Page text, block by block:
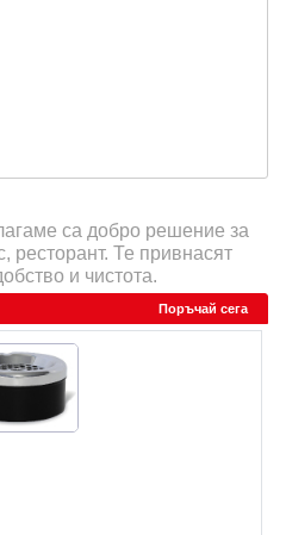
са добро решение за
ресторант. Те привнасят
и чистота.
Поръчай сега